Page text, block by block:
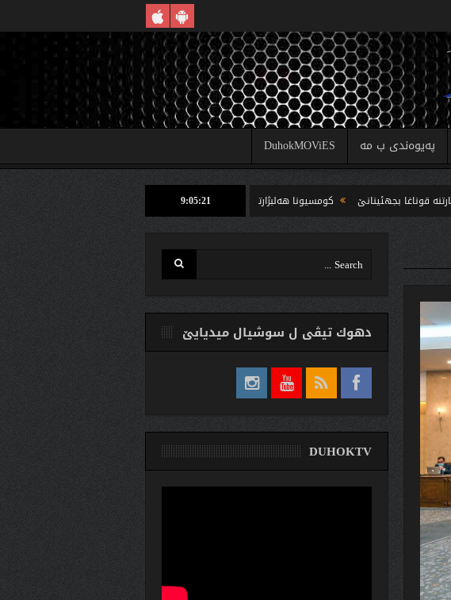
پەیوەندی ب مە DuhokMOViES
كومسیونا هه‌لبژارتنان ل شێخان ب رێكا دهوك تیڤى داخوازێ ژ وه‌لاتییان دكه‌ت كارتێن خو
9:05:21
دهوك تیڤی ل سوشیال ميديایێ
DUHOKTV